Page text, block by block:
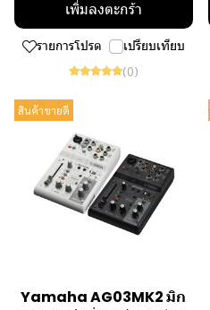
เพิ่มลงตะกร้า
รายการโปรด เปรียบเทียบ
(0)
สินค้าขายดี
Yamaha AG03MK2 มิก